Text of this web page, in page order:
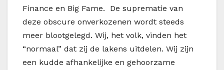
Finance en Big Fame. De suprematie van
deze obscure onverkozenen wordt steeds
meer blootgelegd. Wij, het volk, vinden het
“normaal” dat zij de lakens uitdelen. Wij zijn
een kudde afhankelijke en gehoorzame